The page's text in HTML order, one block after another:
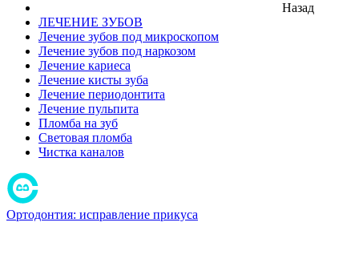
Назад
ЛЕЧЕНИЕ ЗУБОВ
Лечение зубов под микроскопом
Лечение зубов под наркозом
Лечение кариеса
Лечение кисты зуба
Лечение периодонтита
Лечение пульпита
Пломба на зуб
Световая пломба
Чистка каналов
Ортодонтия: исправление прикуса